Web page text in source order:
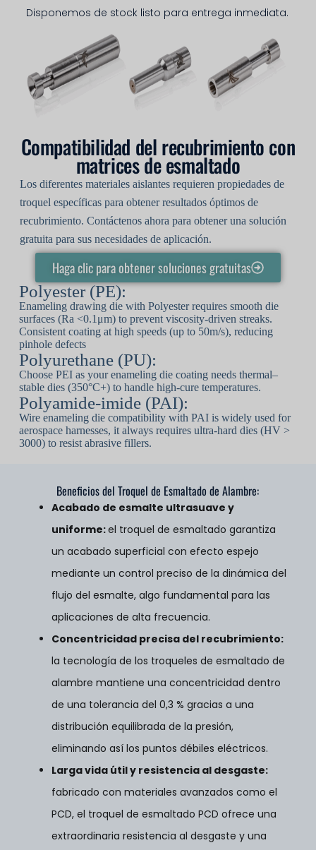
Disponemos de stock listo para entrega inmediata.
Compatibilidad del recubrimiento con
matrices de esmaltado
Los diferentes materiales aislantes requieren propiedades de
troquel específicas para obtener resultados óptimos de
recubrimiento. Contáctenos ahora para obtener una solución
gratuita para sus necesidades de aplicación.
Haga clic para obtener soluciones gratuitas
Polyester (PE):
Enameling drawing die with Polyester requires smooth die
surfaces (Ra <0.1μm) to prevent viscosity-driven streaks.
Consistent coating at high speeds (up to 50m/s), reducing
pinhole defects
Polyurethane (PU):
Choose PEI as your enameling die coating needs thermal–
stable dies (350°C+) to handle high-cure temperatures.
Polyamide-imide (PAI):
Wire enameling die compatibility with PAI is widely used for
aerospace harnesses, it always requires ultra-hard dies (HV >
3000) to resist abrasive fillers.
Beneficios del Troquel de Esmaltado de Alambre:
Acabado de esmalte ultrasuave y
uniforme:el troquel de esmaltado garantiza
un acabado superficial con efecto espejo
mediante un control preciso de la dinámica del
flujo del esmalte, algo fundamental para las
aplicaciones de alta frecuencia.
Concentricidad precisa del recubrimiento:
la tecnología de los troqueles de esmaltado de
alambre mantiene una concentricidad dentro
de una tolerancia del 0,3 % gracias a una
distribución equilibrada de la presión,
eliminando así los puntos débiles eléctricos.
Larga vida útil y resistencia al desgaste:
fabricado con materiales avanzados como el
PCD, el troquel de esmaltado PCD ofrece una
extraordinaria resistencia al desgaste y una